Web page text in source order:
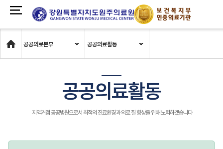
Home
공공의료본부 공공의료활동
공공의료활동
지역거점 공공병원으로서 최적의 진료환경과 의료 질 향상을 위해 노력하겠습니다